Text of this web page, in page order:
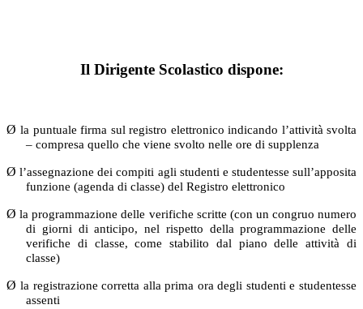
Il Dirigente Scolastico dispone:
Ø la puntuale firma sul registro elettronico indicando l’attività svolta
– compresa quello che viene svolto nelle ore di supplenza
Ø l’assegnazione dei compiti agli studenti e studentesse sull’apposita
funzione (agenda di classe) del Registro elettronico
Ø la programmazione delle verifiche scritte (con un congruo numero
di giorni di anticipo, nel rispetto della programmazione delle
verifiche di classe, come stabilito dal piano delle attività di
classe)
Ø la registrazione corretta alla prima ora degli studenti e studentesse
assenti